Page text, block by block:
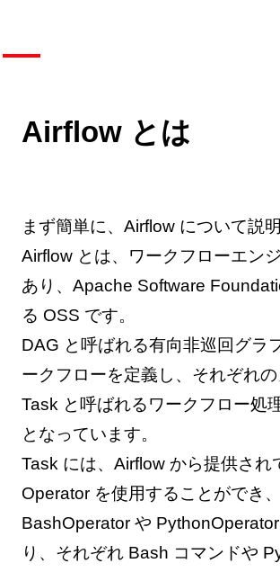
Airflow とは
まず簡単に、Airflow について説明
Airflow とは、ワークフローエン
あり、Apache Software
る OSS です。
DAG と呼ばれる有向非巡回グラ
ークフローを定義し、それぞれ
Task と呼ばれるワークフロー処
となっています。
Task には、Airflow から提供され
Operator を使用することができ
BashOperator や
り、それぞれ Bash コマンドや